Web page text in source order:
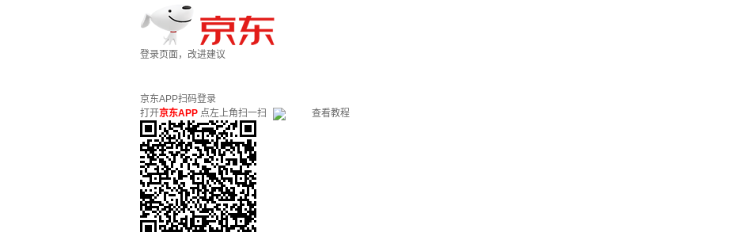
登录页面，改进建议
京东APP扫码登录
打开京东APP 点左上角扫一扫 查看教程